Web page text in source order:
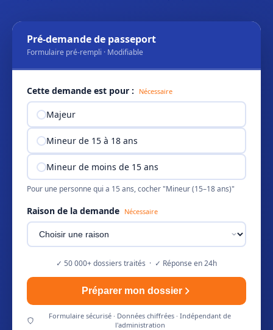
Pré-demande de passeport
Formulaire pré-rempli · Modifiable
Cette demande est pour : Nécessaire
Majeur
Mineur de 15 à 18 ans
Mineur de moins de 15 ans
Pour une personne qui a 15 ans, cocher "Mineur (15–18 ans)"
Raison de la demande Nécessaire
✓ 50 000+ dossiers traités · ✓ Réponse en 24h
Préparer mon dossier
Formulaire sécurisé · Données chiffrées · Indépendant de
l'administration